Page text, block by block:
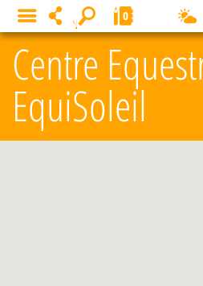
Centre
EquiSoleil
MENU 0
Panneau de gestion des cookies